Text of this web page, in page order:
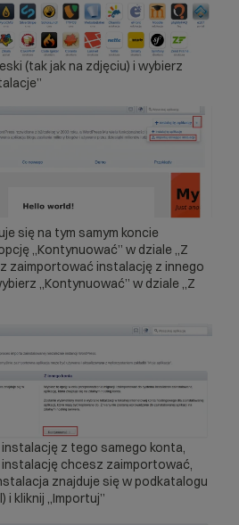
(tak jak na zdjęciu) i wybierz
się na tym samym koncie
„Kontynuować” w dziale „Z
zaimportować instalację z innego
„Kontynuować” w dziale „Z
z tego samego konta,
chcesz zaimportować,
znajduje się w podkatalogu
i kliknij „Importuj”